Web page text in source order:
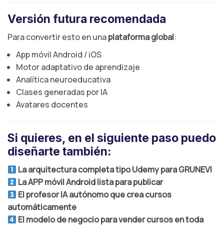
Versión futura recomendada
Para convertir esto en unaplataforma global:
App móvil Android / iOS
Motor adaptativo de aprendizaje
Analítica neuroeducativa
Clases generadas por IA
Avatares docentes
Si quieres, en el siguiente paso puedo
diseñarte también:
La arquitectura completa tipo Udemy para GRUNEVI
La APP móvil Android lista para publicar
El profesor IA autónomo que crea cursos
automáticamente
El modelo de negocio para vender cursos en toda